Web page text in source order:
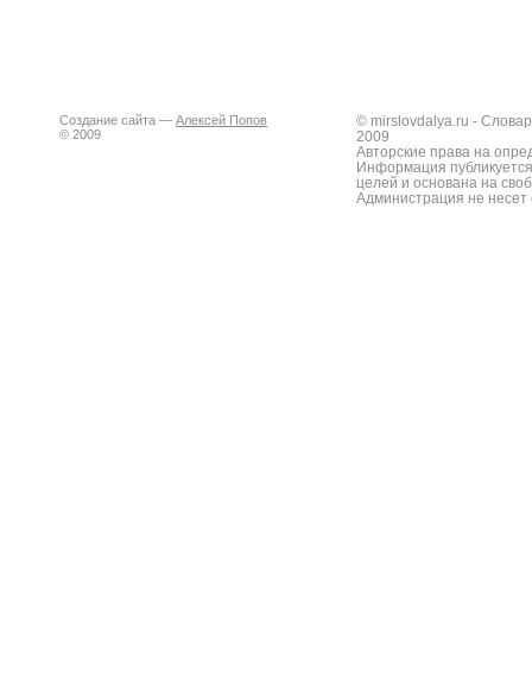
Создание сайта — Алексей Попов
© 2009
© mirslovdalya.ru -
2009
Авторские права на
Информация
целей и основана на
Администрация не несет